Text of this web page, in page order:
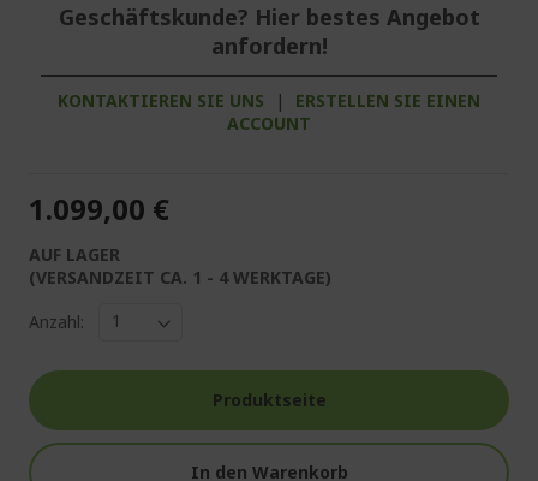
Geschäftskunde? Hier bestes Angebot
anfordern!
KONTAKTIEREN SIE UNS |
ERSTELLEN SIE EINEN
ACCOUNT
1.099,00 €
AUF LAGER
(VERSANDZEIT CA. 1 - 4 WERKTAGE)
Anzahl:
Produktseite
In den Warenkorb